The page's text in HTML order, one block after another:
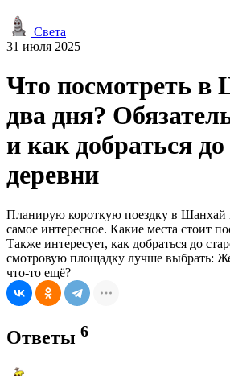
Света
31 июля 2025
Что посмотреть в
два дня?
и как добраться
деревни
Планирую короткую поездку в Шанхай
самое интересное. Какие места стоит
Также интересует, как добраться до
смотровую площадку лучше выбрать:
что-то ещё?
Ответы 6